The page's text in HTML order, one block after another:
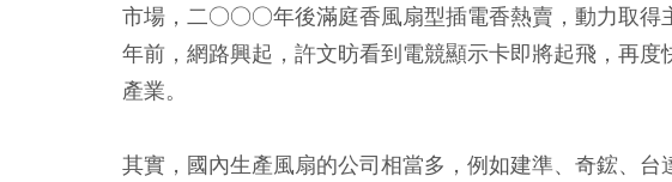
市場，二○○○年後滿庭香風扇型插電香熱賣，動力取得
年前，網路興起，許文昉看到電競顯示卡即將起飛，再
產業。
其實，國內生產風扇的公司相當多，例如建準、奇鋐、台